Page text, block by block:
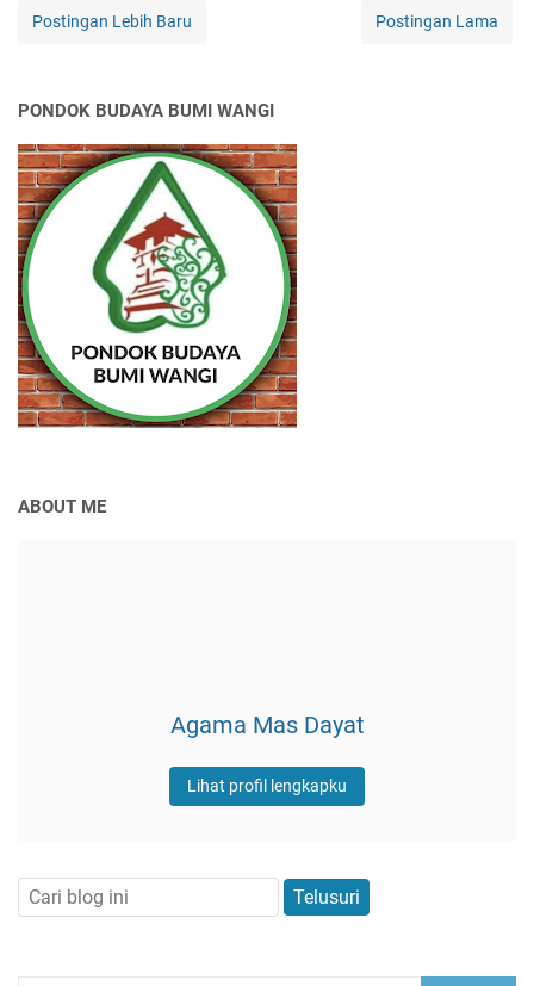
Postingan Lebih Baru Postingan Lama
PONDOK BUDAYA BUMI WANGI
ABOUT ME
Agama Mas Dayat
Lihat profil lengkapku